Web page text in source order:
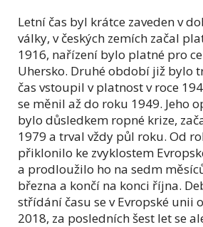
Letní čas byl krátce zaveden v
války, v českých zemích začal
1916, nařízení bylo platné pro
Uhersko. Druhé období již bylo
čas vstoupil v platnost v roce
se měnil až do roku 1949. Jeho
bylo důsledkem ropné krize,
1979 a trval vždy půl roku. Od
přiklonilo ke zvyklostem
a prodloužilo ho na sedm
března a končí na konci října.
střídání času se v Evropské unii
2018, za posledních šest let se